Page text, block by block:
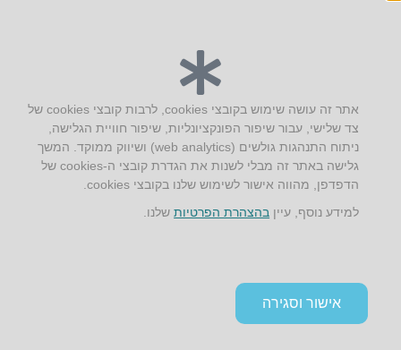
הצהרת נגישות
תקנון אתר ומדיניות פרטיות
אתר זה עושה שימוש בקובצי cookies, לרבות קובצי cookies של
צד שלישי, עבור שיפור הפונקציונליות, שיפור חוויית הגלישה,
ניתוח התנהגות גולשים (web analytics) ושיווק ממוקד. המשך
גלישה באתר זה מבלי לשנות את הגדרת קובצי ה-cookies של
הדפדפן, מהווה אישור לשימוש שלנו בקובצי cookies.
למידע נוסף, עיין בהצהרת הפרטיותשלנו.
אישור וסגירה